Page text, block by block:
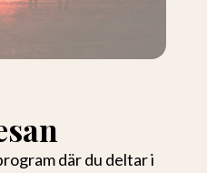
där du deltar i